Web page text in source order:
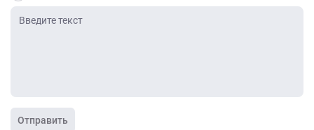
Отправить